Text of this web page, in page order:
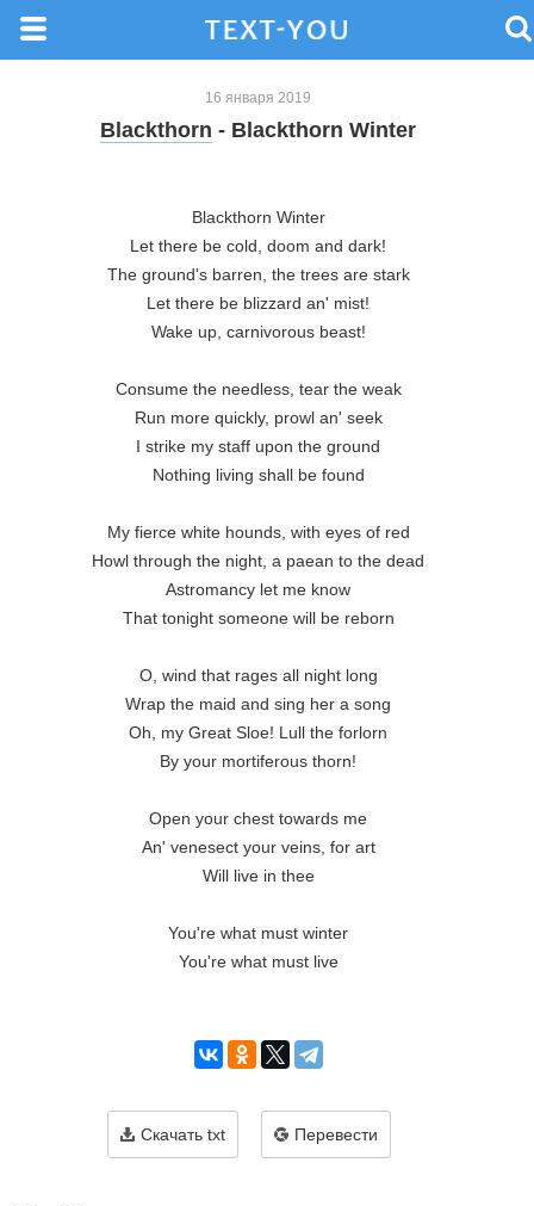
16 января 2019
Blackthorn - Blackthorn Winter
Blackthorn Winter
Let there be cold, doom and dark!
The ground's barren, the trees are stark
Let there be blizzard an' mist!
Wake up, carnivorous beast!
Consume the needless, tear the weak
Run more quickly, prowl an' seek
I strike my staff upon the ground
Nothing living shall be found
My fierce white hounds, with eyes of red
Howl through the night, a paean to the dead
Astromancy let me know
That tonight someone will be reborn
O, wind that rages all night long
Wrap the maid and sing her a song
Oh, my Great Sloe! Lull the forlorn
By your mortiferous thorn!
Open your chest towards me
An' venesect your veins, for art
Will live in thee
You're what must winter
You're what must live
Скачать txt Перевести